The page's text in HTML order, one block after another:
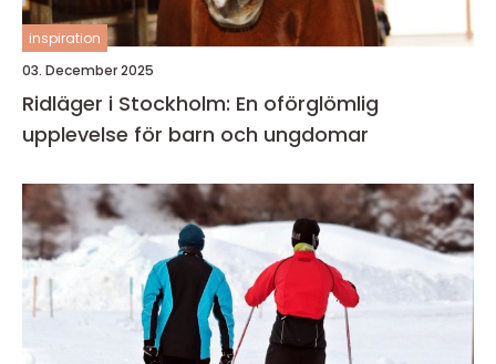
inspiration
03. December 2025
Ridläger i Stockholm: En oförglömlig
upplevelse för barn och ungdomar